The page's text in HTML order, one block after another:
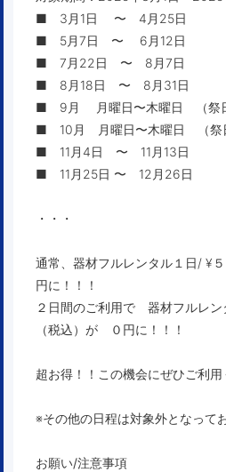
■ 3月1日 〜 4月25日
■ 5月7日 〜 6月12日
■ 7月22日 〜 8月7日
■ 8月18日 〜 8月31日
■ 9月 月曜日〜木曜日 （祭日
■ 10月 月曜日〜木曜日 （祭
■ 11月4日 〜 11月13日
■ 11月25日 〜 12月26日
・・・
通常、器材フルレンタル１日/ ¥
円に！！！
２日間のご利用で 器材フルレ
（税込）が ０円に！！！
超お得！！この機会にぜひご利用
※その他の日程は対象外となって
お願い/注意事項